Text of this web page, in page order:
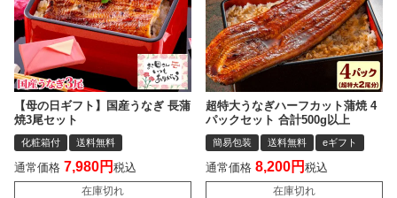
【母の日ギフト】国産うなぎ 長蒲
焼3尾セット
化粧箱付 送料無料
通常価格 7,980 税込
在庫切れ
超特大うなぎハーフカット蒲焼 4
パックセット 合計500g以上
簡易包装 送料無料 eギフト
通常価格 8,200 税込
在庫切れ